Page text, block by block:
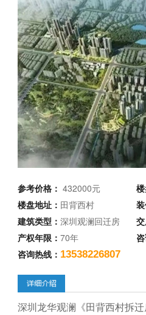
参考价格：432000元
楼盘地址： 田背西村
建筑类型：深圳观澜回迁房
产权年限：70年
咨询热线： 13538226807
深圳龙华观澜《田背西村拆